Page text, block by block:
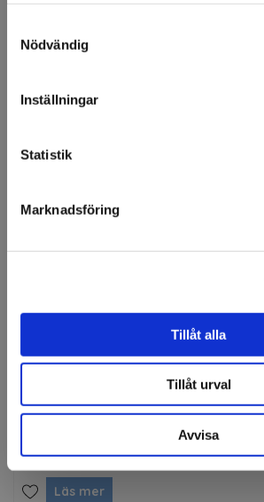
Nödvändig
Inställningar
Statistik
Marknadsföring
Tillåt alla
Tillåt urval
Avvisa
Läs mer
Nitrilhandske svart 100st L
Läs mer